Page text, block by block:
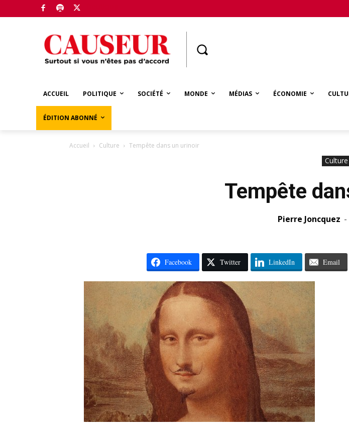
ACCUEIL POLITIQUE SOCIÉTÉ MONDE MÉDIAS ÉCONOMIE
ÉDITION ABONNÉ
Accueil Culture Tempête dans un urinoir
Culture
Tempête
Pierre Joncquez -
Facebook Twitter LinkedIn Email